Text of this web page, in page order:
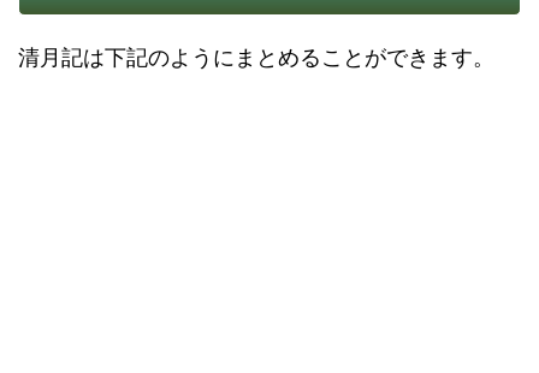
清月記は下記のようにまとめることができます。